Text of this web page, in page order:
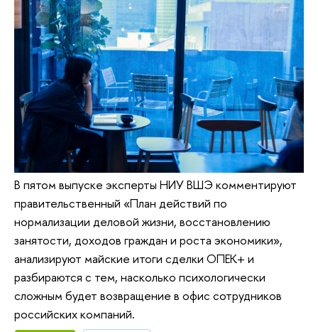
В пятом выпуске эксперты НИУ ВШЭ комментируют
правительственный «План действий по
нормализации деловой жизни, восстановлению
занятости, доходов граждан и роста экономики»,
анализируют майские итоги сделки ОПЕК+ и
разбираются с тем, насколько психологически
сложным будет возвращение в офис сотрудников
российских компаний.